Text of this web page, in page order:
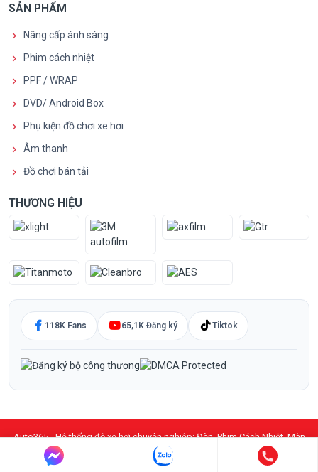
SẢN PHẨM
Nâng cấp ánh sáng
Phim cách nhiệt
PPF / WRAP
DVD/ Android Box
Phụ kiện đồ chơi xe hơi
Âm thanh
Đồ chơi bán tải
THƯƠNG HIỆU
118K Fans 65,1K Đăng ký Tiktok
Auto365 - Hệ thống độ xe hơi chuyên nghiệp: Đèn, Phim Cách Nhiệt, Màn
Hình DVD Android, PPF